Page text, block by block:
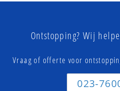
Ontstopping? Wij
Vraag of offerte voor
023-